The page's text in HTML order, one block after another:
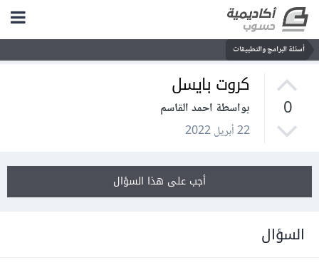
أسئلة البرامج والتطبيقات
0
كروت بايسل
بواسطة احمد القاسم
22 أبريل 2022
أجب على هذا السؤال
السؤال